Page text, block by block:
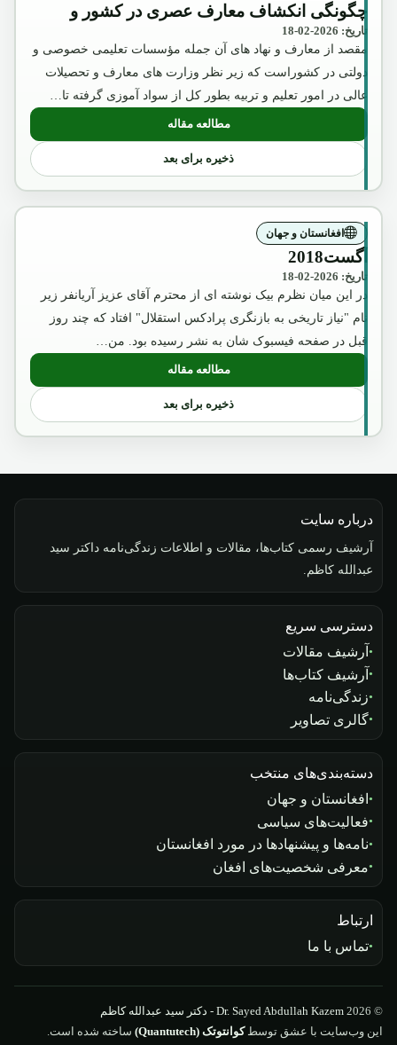
چگونگی انکشاف معارف عصری در کشور و
تاریخ: 2026-02-18
مقصد از معارف و نهاد های آن جمله مؤسسات تعلیمی خصوصی و
دولتی در کشوراست که زیر نظر وزارت های معارف و تحصیلات
عالی در امور تعلیم و تربیه بطور کل از سواد آموزی گرفته تا…
مطالعه مقاله: چگونگی انکشاف معارف عصری در کشور
ذخیره برای بعد
افغانستان و جهان
آگست2018
تاریخ: 2026-02-18
در این میان نظرم بیک نوشته ای از محترم آقای عزیز آریانفر زیر
نام "نیاز تاریخی به بازنگری پرادکس استقلال" افتاد که چند روز
قبل در صفحه فیسبوک شان به نشر رسیده بود. من…
مطالعه مقاله
: آگست2018
ذخیره برای بعد
درباره سایت
آرشیف رسمی کتاب‌ها، مقالات و اطلاعات زندگی‌نامه داکتر سید
عبدالله کاظم.
دسترسی سریع
آرشیف مقالات
آرشیف کتاب‌ها
زندگی‌نامه
گالری تصاویر
دسته‌بندی‌های منتخب
افغانستان و جهان
فعالیت‌های سیاسی
نامه‌ها و پیشنهادها در مورد افغانستان
معرفی شخصیت‌های افغان
ارتباط
تماس با ما
© 2026
Dr. Sayed Abdullah Kazem - دکتر سید عبدالله کاظم
این وب‌سایت با عشق توسطکوانتوتک (Quantutech) ساخته شده است.